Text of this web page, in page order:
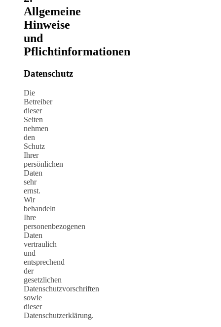
Allgemeine
Hinweise
und
Pflichtinformationen
Datenschutz
Die
Betreiber
dieser
Seiten
nehmen
den
Schutz
Ihrer
persönlichen
Daten
sehr
ernst.
Wir
behandeln
Ihre
personenbezogenen
Daten
vertraulich
und
entsprechend
der
gesetzlichen
Datenschutzvorschriften
sowie
dieser
Datenschutzerklärung.